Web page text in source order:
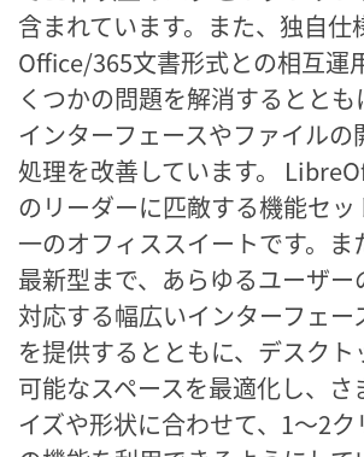
含まれています。また、独自
Office/365文書形式との相互運
くつかの問題を解消するととも
インターフェースやファイル
処理を改善しています。
のリーダーに匹敵する機能セ
一のオフィススイートです。ま
最新型まで、あらゆるユーザー
対応する幅広いインターフェー
を提供するとともに、デスクト
可能なスペースを最適化し、さ
イズや形状に合わせて、1～2ク